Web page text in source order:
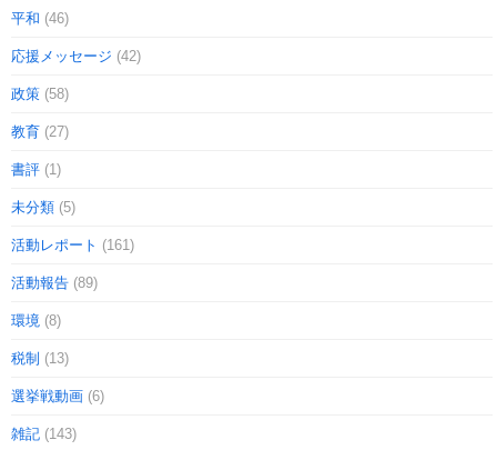
平和 (46)
応援メッセージ (42)
政策 (58)
教育 (27)
書評 (1)
未分類 (5)
活動レポート (161)
活動報告 (89)
環境 (8)
税制 (13)
選挙戦動画 (6)
雑記 (143)